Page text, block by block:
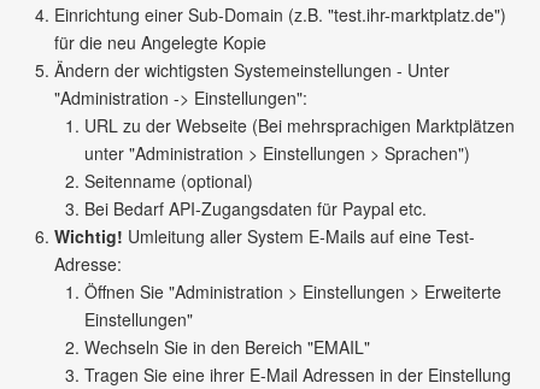
Einrichtung einer Sub-Domain (z.B. "test.ihr-marktplatz.de")
für die neu Angelegte Kopie
Ändern der wichtigsten Systemeinstellungen - Unter
"Administration -> Einstellungen":
URL zu der Webseite (Bei mehrsprachigen Marktplätzen
unter "Administration > Einstellungen > Sprachen")
Seitenname (optional)
Bei Bedarf API-Zugangsdaten für Paypal etc.
Wichtig! Umleitung aller System E-Mails auf eine Test-
Adresse:
Öffnen Sie "Administration > Einstellungen > Erweiterte
Einstellungen"
Wechseln Sie in den Bereich "EMAIL"
Tragen Sie eine ihrer E-Mail Adressen in der Einstellung